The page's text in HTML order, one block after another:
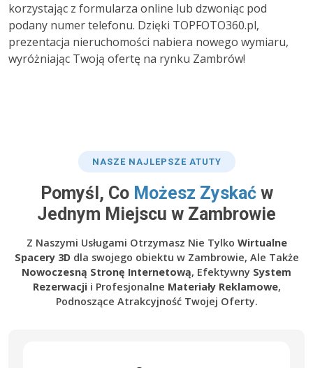
korzystając z formularza online lub dzwoniąc pod
podany numer telefonu. Dzięki TOPFOTO360.pl,
prezentacja nieruchomości nabiera nowego wymiaru,
wyróżniając Twoją ofertę na rynku Zambrów!
NASZE NAJLEPSZE ATUTY
Pomyśl, Co Możesz Zyskaćw
Jednym Miejscu w Zambrowie
Z Naszymi Usługami Otrzymasz Nie Tylko Wirtualne
Spacery 3Ddla swojego obiektu w Zambrowie, Ale Także
Nowoczesną Stronę Internetową, Efektywny System
Rezerwacjii Profesjonalne Materiały Reklamowe,
Podnoszące Atrakcyjność Twojej Oferty.